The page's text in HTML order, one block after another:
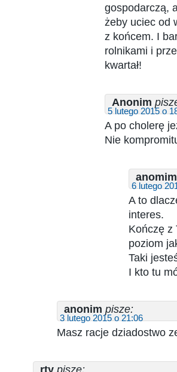
gospodarczą,
żeby uciec od
z końcem. I
rolnikami i
kwartał!
Anonim
5 lutego 2015 o
A po cholerę
Nie
anomim
6 lutego
A to
interes.
Kończę z
poziom
Taki
I kto tu
anonim pisze:
3 lutego 2015 o 21:06
Masz racje dziadostwo
rty pisze: